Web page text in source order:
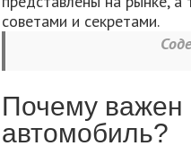
советами и секретами.
Почему
автомобиль?